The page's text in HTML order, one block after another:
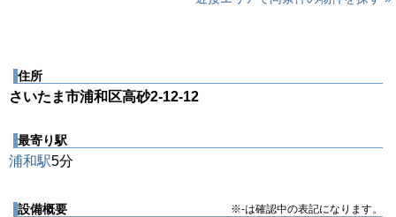
住所
さいたま市浦和区高砂2-12-12
最寄り駅
浦和駅5分
設備概要 ※-は確認中の表記になります。